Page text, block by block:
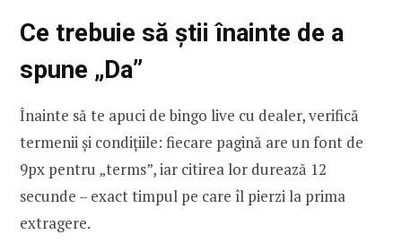
Ce trebuie să știi înainte de a
spune „Da”
Înainte să te apuci de bingo live cu dealer, verifică
termenii și condițiile: fiecare pagină are un font de
9px pentru „terms”, iar citirea lor durează 12
secunde – exact timpul pe care îl pierzi la prima
extragere.